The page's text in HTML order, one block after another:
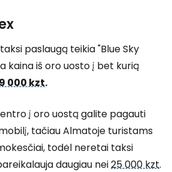
paslaugą teikia "Blue Sky
kaina iš oro uosto į bet kurią
000 kzt.
į oro uostą galite pagauti
tačiau Almatoje turistams
todėl neretai taksi
daugiau nei25 000 kzt.